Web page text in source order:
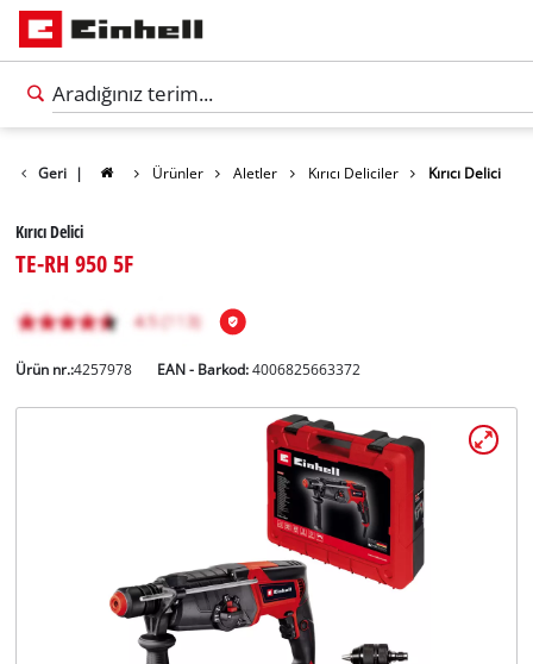
Geri | Ürünler Aletler Kırıcı Deliciler Kırıcı Delici
Kırıcı Delici
TE-RH 950 5F
Ürün nr.:4257978 EAN - Barkod:4006825663372